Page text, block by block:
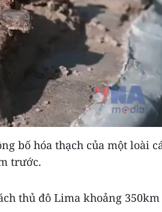
bố hóa thạch của một loài
trước.
thủ đô Lima khoảng 350km